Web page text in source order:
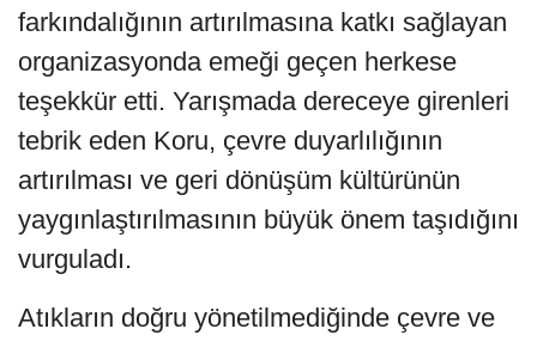
farkındalığının artırılmasına katkı sağlayan
organizasyonda emeği geçen herkese
teşekkür etti. Yarışmada dereceye girenleri
tebrik eden Koru, çevre duyarlılığının
artırılması ve geri dönüşüm kültürünün
yaygınlaştırılmasının büyük önem taşıdığını
vurguladı.
Atıkların doğru yönetilmediğinde çevre ve